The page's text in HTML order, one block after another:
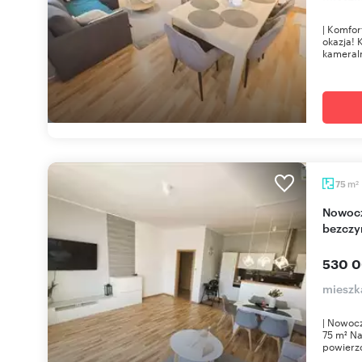
|
okazja!
75 m2
Nowoczesne 75 m² z dużym tarasem,
530
|
75 m²